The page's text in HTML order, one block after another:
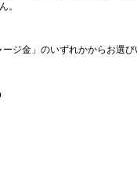
。
ジ金」のいずれかからお選び